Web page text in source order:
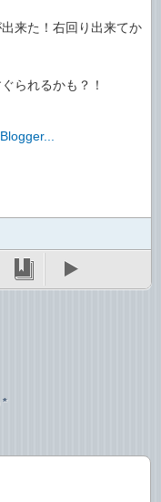
来た！右回り出来てか
られるかも？！
*